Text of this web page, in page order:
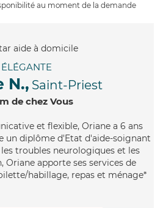
au moment de la demande
ÉLÉGANTE
N., Saint-Priest
de chez Vous
et flexible, Oriane a 6 ans
un diplôme d'Etat d'aide-soignant
troubles neurologiques et les
Oriane apporte ses services de
habillage, repas et ménage*